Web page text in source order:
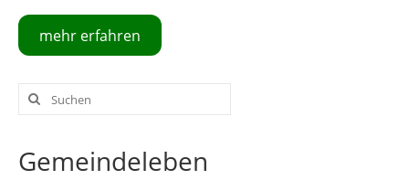
Kirchenmusik
Kirchen
mehr erfahren
Suche
nach:
Gemeindeleben